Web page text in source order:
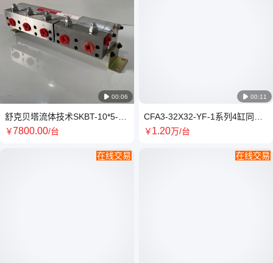
 00:06
舒克贝塔流体技术SKBT-10*5-
YF-1齿轮分流马达
￥7800.00/台
在线交易
 00:11
CFA3-32X32-YF-1系列4缸同步
高精度齿轮分流器
￥1.20万/台
在线交易